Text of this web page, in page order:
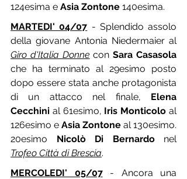
124esima e Asia Zontone 140esima.
MARTEDI' 04/07 - Splendido assolo
della giovane Antonia Niedermaier al
Giro d'Italia Donne con Sara Casasola
che ha terminato al 29esimo posto
dopo essere stata anche protagonista
di un attacco nel finale, Elena
Cecchini al 61esimo, Iris Monticolo al
126esimo e Asia Zontone al 130esimo.
20esimo Nicolò Di Bernardo
nel
Trofeo Città di Brescia.
MERCOLEDI' 05/07 - Ancora una